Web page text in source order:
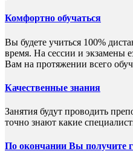
Комфортно обучаться
Вы будете учиться 100%
время. На сессии и экзамены
Вам на протяжении всего
Качественные знания
Занятия будут проводить
точно знают какие
По окончании Вы получите